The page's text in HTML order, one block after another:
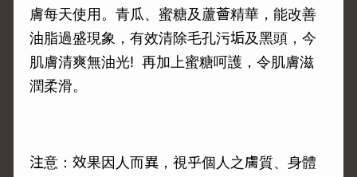
膚每天使用。青瓜、蜜糖及蘆薈精華，能改善
油脂過盛現象，有效清除毛孔污垢及黑頭，今
肌膚清爽無油光! 再加上蜜糖呵護，令肌膚滋
潤柔滑。
注意：效果因人而異，視乎個人之膚質、身體